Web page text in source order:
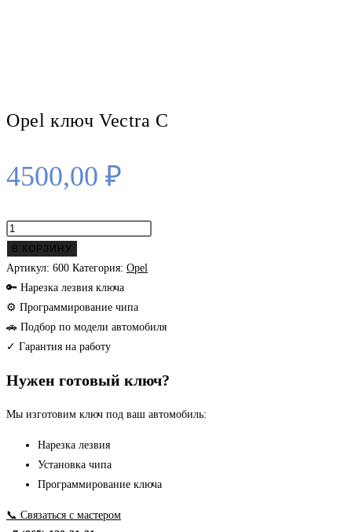
Opel ключ Vectra C
4500,00 ₽
Количество
товара
Opel
ключ
Vectra
C
В КОРЗИНУ
Артикул: 600 Категория: Opel
🔑 Нарезка лезвия ключа
⚙ Программирование чипа
🚗 Подбор по модели автомобиля
✓ Гарантия на работу
Нужен готовый ключ?
Мы изготовим ключ под ваш автомобиль:
Нарезка лезвия
Установка чипа
Программирование ключа
📞 Связаться с мастером